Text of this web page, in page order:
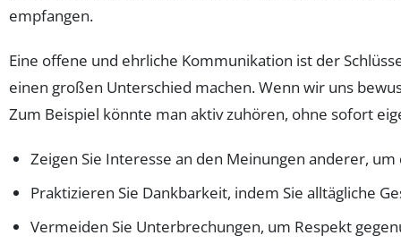
empfangen.
Eine offene und ehrliche Kommunikation ist der
einen großen Unterschied machen. Wenn wir uns
Zum Beispiel könnte man aktiv zuhören, ohne sofort
Zeigen Sie Interesse an den Meinungen anderer,
Praktizieren Sie Dankbarkeit, indem Sie alltägliche
Vermeiden Sie Unterbrechungen, um Respekt